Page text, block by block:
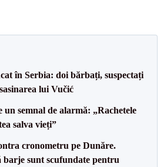
în Serbia: doi bărbați, suspectați
lui Vučić
un semnal de alarmă: „Rachetele
salva vieți”
cronometru pe Dunăre.
barje sunt scufundate pentru